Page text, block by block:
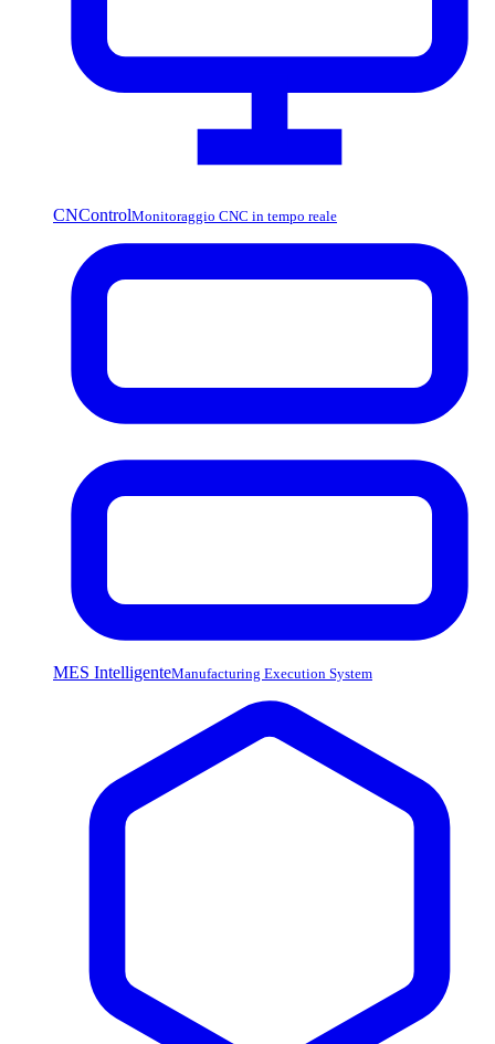
CNControlMonitoraggio CNC in tempo reale
MES IntelligenteManufacturing Execution System